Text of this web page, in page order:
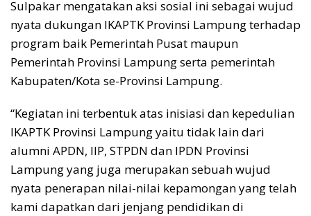
Sulpakar mengatakan aksi sosial ini sebagai wujud
nyata dukungan IKAPTK Provinsi Lampung terhadap
program baik Pemerintah Pusat maupun
Pemerintah Provinsi Lampung serta pemerintah
Kabupaten/Kota se-Provinsi Lampung.
“Kegiatan ini terbentuk atas inisiasi dan kepedulian
IKAPTK Provinsi Lampung yaitu tidak lain dari
alumni APDN, IIP, STPDN dan IPDN Provinsi
Lampung yang juga merupakan sebuah wujud
nyata penerapan nilai-nilai kepamongan yang telah
kami dapatkan dari jenjang pendidikan di